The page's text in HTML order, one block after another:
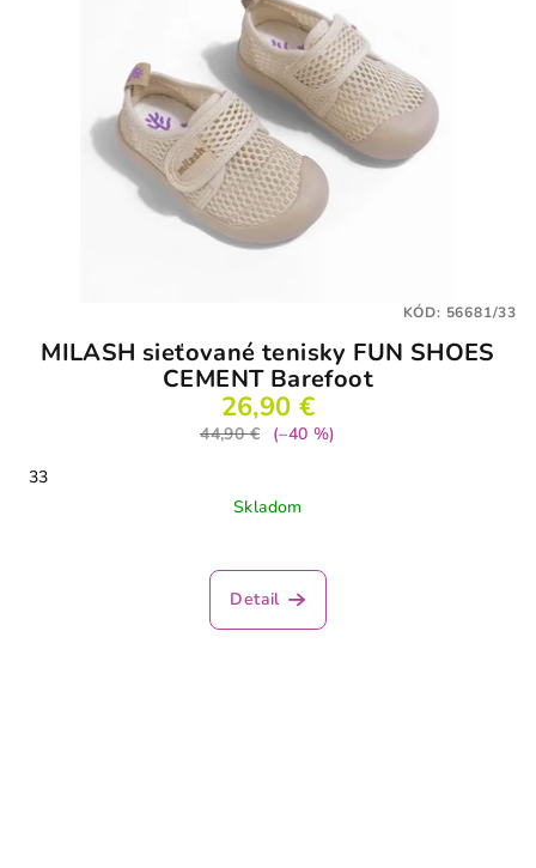
MILASH sieťované tenisky FUN SHOES
CEMENT Barefoot
26,90 €
44,90 €
(–40 %)
33
Skladom
hodnotenie
produktu
Detail
KÓD: 56681/33